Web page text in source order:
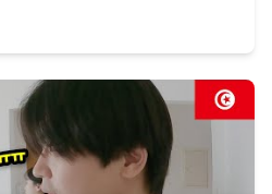
란버스
유튜브 '지금게르'는 다양한 장소,
저희의 일상을 공유하는 공간입
니다. e-mail. jigeumgernail@gmail.com / BGM. artlist.io